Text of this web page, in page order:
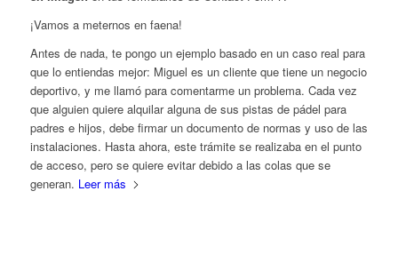
¡Vamos a meternos en faena!
Antes de nada, te pongo un ejemplo basado en un caso real para
que lo entiendas mejor: Miguel es un cliente que tiene un negocio
deportivo, y me llamó para comentarme un problema. Cada vez
que alguien quiere alquilar alguna de sus pistas de pádel para
padres e hijos, debe firmar un documento de normas y uso de las
instalaciones. Hasta ahora, este trámite se realizaba en el punto
de acceso, pero se quiere evitar debido a las colas que se
generan. Leer más